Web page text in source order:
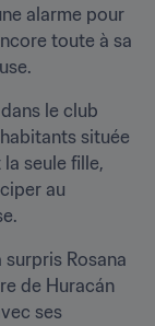
alarme pour
toute à sa
le club
située
seule fille,
au
Rosana
de Huracán
ses